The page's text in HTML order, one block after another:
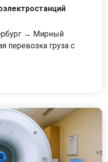
→ Мирный
перевозка груза с